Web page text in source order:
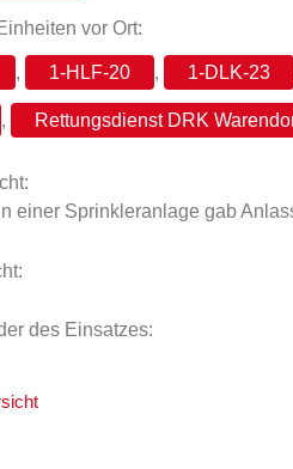
vor Ort:
, 1-HLF-20 , 1-DLK-23
, Rettungsdienst DRK
einer Sprinkleranlage gab
des Einsatzes: